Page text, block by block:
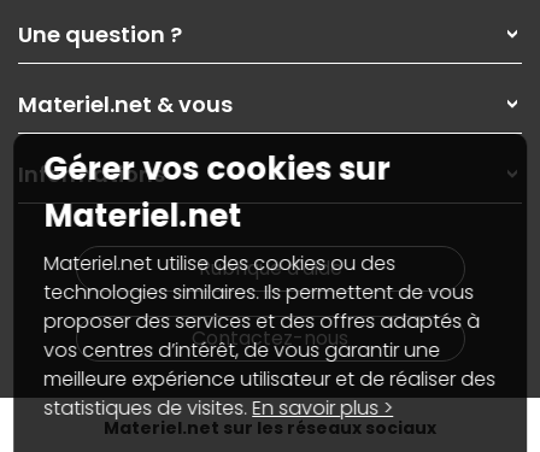
Nos services
Les magasins Materiel.net
Nos solutions pour les pros
Contactez-nous
Une question ?
Paiement, livraison
Garanties,Pack Zen
SAV, demander un retour
Informations
Guides d'achats et tutoriels
Materiel.net & vous
On répare votre PC portable
On rachète votre carte graphique
PC sur mesure : Votre RDV personnalisé
Notre démarche écologique
Materiel.net recrute
Notre programme d'affiliation
Partenariat & Sponsoring
Informations
Plan du site
Nos marques
Conditions générales de vente
Marketplace
Informations légales
Données personnellesetcookies
Gérer vos cookies
Accessibilité : non conforme
Rubrique d'aide
Contactez-nous
Materiel.net sur les réseaux sociaux
Gérer vos cookies sur
Materiel.net
Materiel.net utilise des cookies ou des
technologies similaires. Ils permettent de vous
proposer des services et des offres adaptés à
vos centres d’intérêt, de vous garantir une
meilleure expérience utilisateur et de réaliser des
statistiques de visites.En savoir plus >